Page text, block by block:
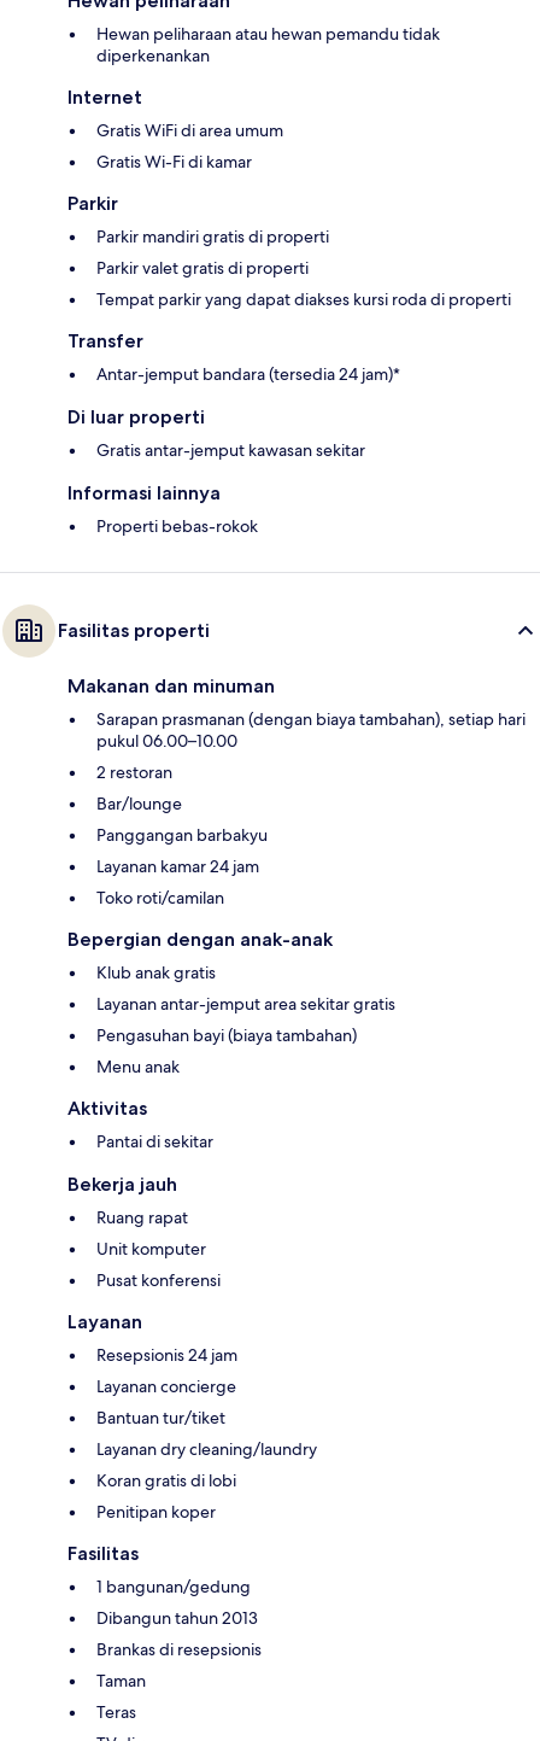
Hewan peliharaan atau hewan pemandu tidak
diperkenankan
Internet
Gratis WiFi di area umum
Gratis Wi-Fi di kamar
Parkir
Parkir mandiri gratis di properti
Parkir valet gratis di properti
Tempat parkir yang dapat diakses kursi roda di properti
Transfer
Antar-jemput bandara (tersedia 24 jam)*
Di luar properti
Gratis antar-jemput kawasan sekitar
Informasi lainnya
Properti bebas-rokok
Fasilitas properti
Makanan dan minuman
Sarapan prasmanan (dengan biaya tambahan), setiap hari
pukul 06.00–10.00
2 restoran
Bar/lounge
Panggangan barbakyu
Layanan kamar 24 jam
Toko roti/camilan
Bepergian dengan anak-anak
Klub anak gratis
Layanan antar-jemput area sekitar gratis
Pengasuhan bayi (biaya tambahan)
Menu anak
Aktivitas
Pantai di sekitar
Bekerja jauh
Ruang rapat
Unit komputer
Pusat konferensi
Layanan
Resepsionis 24 jam
Layanan concierge
Bantuan tur/tiket
Layanan dry cleaning/laundry
Koran gratis di lobi
Penitipan koper
Fasilitas
1 bangunan/gedung
Dibangun tahun 2013
Brankas di resepsionis
Taman
Teras